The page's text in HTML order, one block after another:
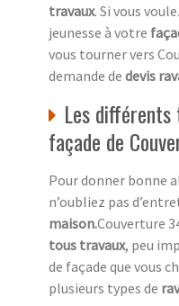
travaux. Si vous
jeunesse à votre
vous tourner vers
demande de devis
Les
façade de
Pour donner bonne
n’oubliez pas
maison.Couverture
tous travaux, peu
de façade que vous
plusieurs types de